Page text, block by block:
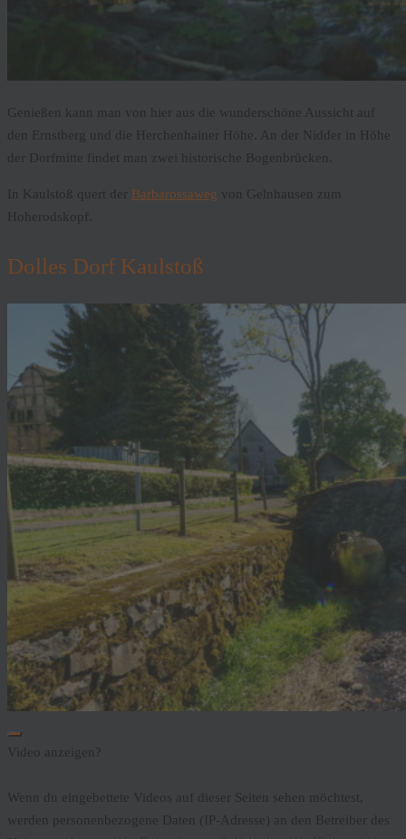
Genießen kann man von hier aus die wunderschöne Aussicht auf
den Ernstberg und die Herchenhainer Höhe. An der Nidder in Höhe
der Dorfmitte findet man zwei historische Bogenbrücken.
In Kaulstoß quert der Barbarossaweg von Gelnhausen zum
Hoherodskopf.
Dolles Dorf Kaulstoß
Video anzeigen?
Wenn du eingebettete Videos auf dieser Seiten sehen möchtest,
werden personenbezogene Daten (IP-Adresse) an den Betreiber des